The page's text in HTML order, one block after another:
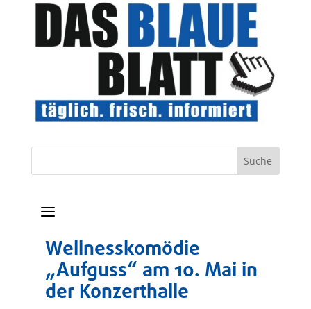
a
Wellnesskomödie
„Aufguss“ am 10. Mai in
der Konzerthalle